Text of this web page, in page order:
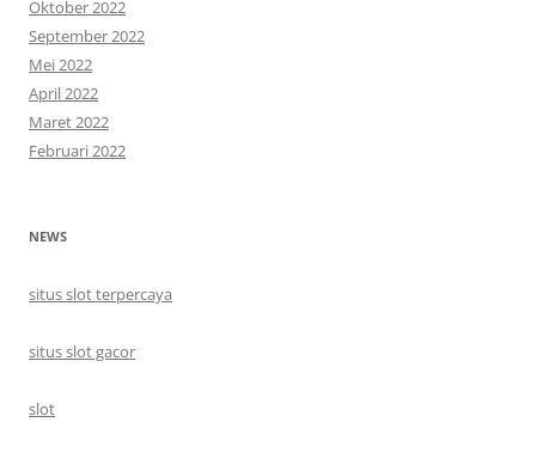
Oktober 2022
September 2022
Mei 2022
April 2022
Maret 2022
Februari 2022
NEWS
situs slot terpercaya
situs slot gacor
slot